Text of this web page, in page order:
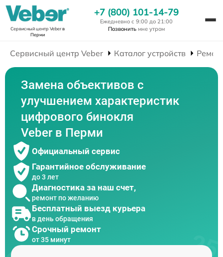
Сервисный центр Veberв
Перми
+7 (800) 101-14-79
Ежедневно с 9:00 до 21:00
Позвонить мне утром
Сервисный центр Veber Каталог устройств
Замена объективов с
улучшением характеристик
цифрового бинокля
Veber в Перми
Официальный сервис
Гарантийное обслуживание
до 3 лет
Диагностика за наш счет,
ремонт по желанию
Бесплатный выезд курьера
в день обращения
Срочный ремонт
от 35 минут